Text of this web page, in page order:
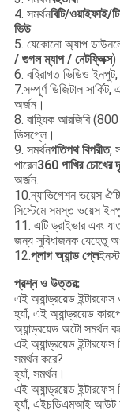
4. সমর্থনবিটি/ওয়াইফাই/
ভিউ
5. যেকোনো অ্যাপ
/ গুগল ম্যাপ / নেটফ্লিক্স)
6. বহিরাগত ভিডিও ইনপুট,
7.সম্পূর্ণ ডিজিটাল
অর্জন।
8. বাহ্যিক আরজিবি
ডিসপ্লে।
9. সমর্থনগতিপথ বিপরীত,
পারেন360 পাখির চোখের
অর্জন.
10.ন্যাভিগেশন ভয়েস
সিস্টেমে সমস্ত ভয়েস
11. এটি ড্রাইভার এবং
জন্য সুবিধাজনক যেহেতু
12.প্লাগ অ্যান্ড প্লে
প্রশ্ন ও উত্তর:
এই অ্যান্ড্রয়েড
হ্যাঁ, এই অ্যান্ড্রয়েড
অ্যান্ড্রয়েড অটো সমর্থন
এই অ্যান্ড্রয়েড
সমর্থন করে?
হ্যাঁ, সমর্থন।
এই অ্যান্ড্রয়েড ইন্টারফেস
হ্যাঁ, এইচডিএমআই আউট